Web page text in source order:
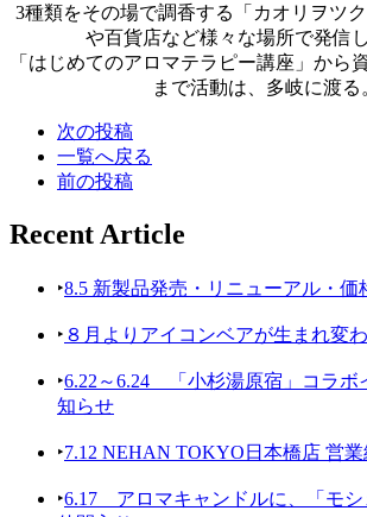
3種類をその場で調香する「カオリヲツ
や百貨店など様々な場所で発信
「はじめてのアロマテラピー講座」から
まで活動は、多岐に渡る
次の投稿
一覧へ戻る
前の投稿
Recent Article
‣8.5 新製品発売・リニューアル・価
‣ ８月よりアイコンベアが生まれ変
‣6.22～6.24 「小杉湯原宿」コラボ
知らせ
‣7.12 NEHAN TOKYO日本橋店 営
‣6.17 アロマキャンドルに、「モシ